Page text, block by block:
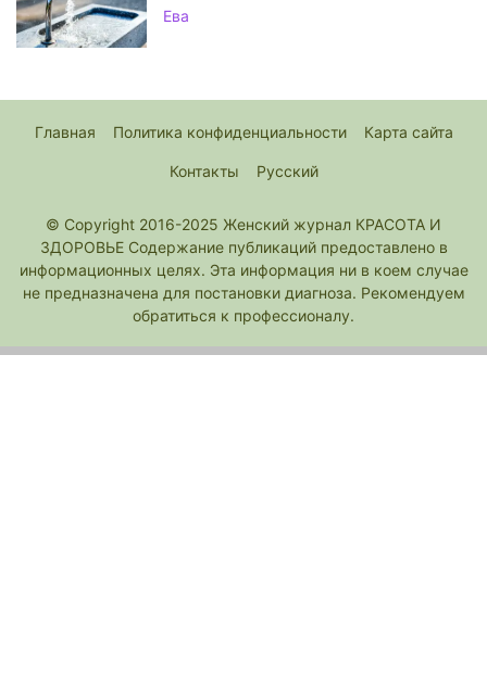
Ева
Главная Политика конфиденциальности Карта сайта
Контакты Русский
© Copyright 2016-2025 Женский журнал КРАСОТА И
ЗДОРОВЬЕ Содержание публикаций предоставлено в
информационных целях. Эта информация ни в коем случае
не предназначена для постановки диагноза. Рекомендуем
обратиться к профессионалу.